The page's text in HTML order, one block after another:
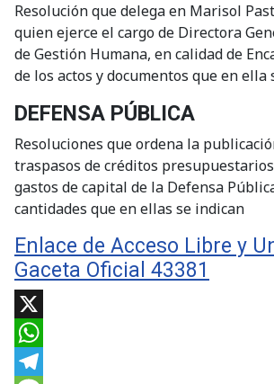
Resolución que delega en Marisol
quien ejerce el cargo de Directora
de Gestión Humana, en calidad de
de los actos y documentos que en ella
DEFENSA PÚBLICA
Resoluciones que ordena la
traspasos de créditos
gastos de capital de la Defensa
cantidades que en ellas se indican
Enlace de Acceso Libre y
Gaceta Oficial 43381
X
WhatsApp